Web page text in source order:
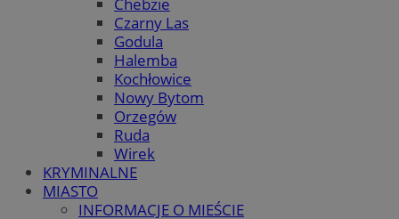
Czarny Las
Godula
Halemba
Kochłowice
Nowy Bytom
Orzegów
Ruda
Wirek
KRYMINALNE
MIASTO
INFORMACJE O MIEŚCIE